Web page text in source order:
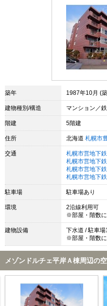
築年 1987年10月 (
建物種別/構造 マンション／
階建 5階建
住所 北海道 札幌市
交通 札幌市営地下
札幌市営地下
札幌市営地下
札幌市営地下
駐車場 駐車場あり
環境
2沿線利用可
※部屋・階数に
建物設備
下水道 / 駐車
※部屋・階数に
メゾンドルチェ平岸Ａ棟周辺の